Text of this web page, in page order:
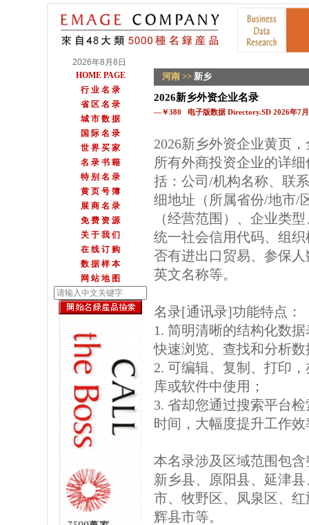
2026年8月8日
HOME PAGE
行 业 名 录
省 区 名 录
城 市 数 据
国 际 名 录
世 界 买 家
名 录 书 籍
特 别 名 录
黄 页 号 簿
展 商 名 录
免 费 资 源
关 于 我 们
在 线 订 购
数 据 样 本
网 站 地 图
河南 >> 新乡
2026新乡外资企业名录
—￥380 电子版数据 Directory.SD 2026年7
2026新乡外资企业黄页
所有外商投资企业的详
括：公司/机构名称、联
细地址（所属省份/地市/
（经营范围）、企业类
统一社会信用代码、组
否有进出口贸易、参保
英文名称等。
名录[通讯录]功能特点：
1. 简明清晰的结构化数
快速浏览、查找和分析数
2. 可编辑、复制、打印
库或软件中使用；
3. 省却您通过搜索平台
时间，大幅度提升工作效
本名录涉及区域范围包
新乡县、原阳县、延津
市、牧野区、凤泉区、
辉县市等。